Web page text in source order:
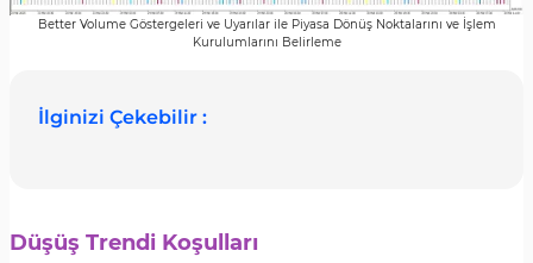
Better Volume Göstergeleri ve Uyarılar ile Piyasa Dönüş Noktalarını ve İşlem
Kurulumlarını Belirleme
İlginizi Çekebilir :
Düşüş Trendi Koşulları